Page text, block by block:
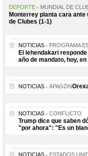
DEPORTE MUNDIAL DE
Monterrey planta cara ante
de Clubes (1-1)
NOTICIAS PROGRAMA
El lehendakari
año de mandato, hoy, en
NOTICIAS APAGÓN
NOTICIAS CONFLICTO
Trump dice que saben
"por ahora": "Es un
NOTICIAS ESTADOS